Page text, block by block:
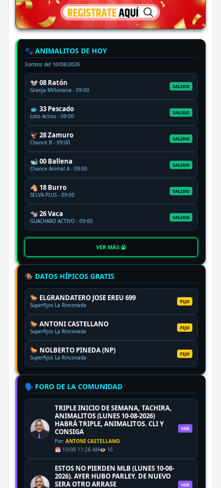
🐾 ANIMALITOS DE HOY
Sorteos del 10/08/2026
🐭 08 Ratón
Granja Millonaria - 09:00
SALIDO
🐟 33 Pescado
Loto Activo - 09:00
SALIDO
🦅 28 Zamuro
Chance B - 09:00
SALIDO
🐋 00 Ballena
Chance Animal A - 09:00
SALIDO
🐴 18 Burro
SELVA PLUS - 09:00
SALIDO
🐄 26 Vaca
GUACHARO ACTIVO - 09:00
SALIDO
VER MÁS
🏇 DATOS HÍPICOS GRATIS
🐎 ELGRANDATERO JOSE EREU 699
Superfijos La Rinconada
FIJO
🐎 ANTONI CASTELLANO
Superfijos La Rinconada
FIJO
🐎 NOLBERTO PINEDA (NP)
Superfijos La Rinconada
FIJO
🗣️ FORO DE LA COMUNIDAD
TRIPLE INICIO DE SEMANA, TACHIRA,
ANIMALITOS (LUNES 10-08-2026)
HABRÁ TRIPLE, ANIMALITOS. CLI Y
CONSIGA
Por: ANTONI CASTELLANO
📅 10/08 11:28 AM👁️ 16
VER
ESTOS NO PIERDEN MLB (LUNES 10-08-
2026). AYER HUBO PARLEY. DE NUEVO
SERA OTRO ARRASE
VER